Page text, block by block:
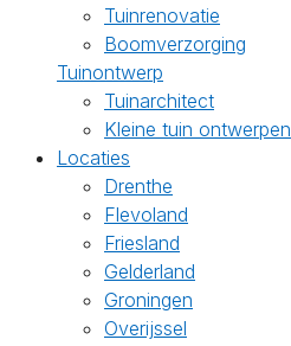
Tuinrenovatie
Boomverzorging
Tuinontwerp
Tuinarchitect
Kleine tuin ontwerpen
Locaties
Drenthe
Flevoland
Friesland
Gelderland
Groningen
Overijssel